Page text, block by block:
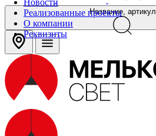
Новости
Реализованные проекты
О компании
Реквизиты
Название, артикул